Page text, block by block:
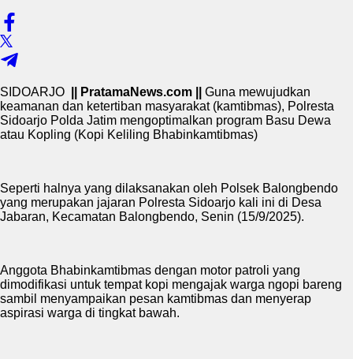
SIDOARJO || PratamaNews.com || Guna mewujudkan
keamanan dan ketertiban masyarakat (kamtibmas), Polresta
Sidoarjo Polda Jatim mengoptimalkan program Basu Dewa
atau Kopling (Kopi Keliling Bhabinkamtibmas)
Seperti halnya yang dilaksanakan oleh Polsek Balongbendo
yang merupakan jajaran Polresta Sidoarjo kali ini di Desa
Jabaran, Kecamatan Balongbendo, Senin (15/9/2025).
Anggota Bhabinkamtibmas dengan motor patroli yang
dimodifikasi untuk tempat kopi mengajak warga ngopi bareng
sambil menyampaikan pesan kamtibmas dan menyerap
aspirasi warga di tingkat bawah.